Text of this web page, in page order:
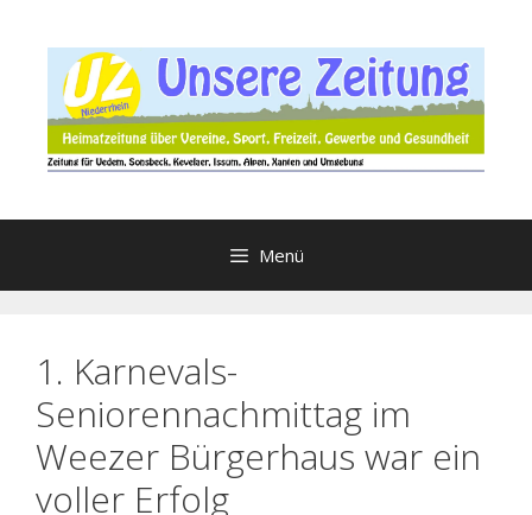
Inhalt
springen
Menü
1. Karnevals-
Seniorennachmittag im
Weezer Bürgerhaus war ein
voller Erfolg